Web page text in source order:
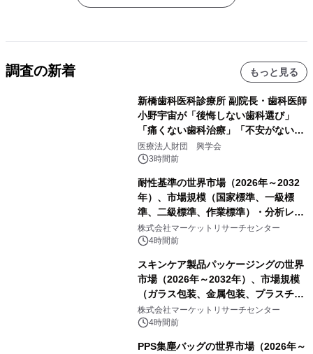
調査の新着 もっと見る
新橋歯科医科診療所 副院長・歯科医師
小野宇宙が「後悔しない歯科選び」
「痛くない歯科治療」「不安がない治
療計画」をテーマに専門監修
医療法人財団 興学会
3時間前
耐性基準の世界市場（2026年～2032
年）、市場規模（国家標準、一級標
準、二級標準、作業標準）・分析レポ
ートを発表
株式会社マーケットリサーチセンター
4時間前
スキンケア製品パッケージングの世界
市場（2026年～2032年）、市場規模
（ガラス包装、金属包装、プラスチッ
ク包装、その他）・分析レポートを発
表
株式会社マーケットリサーチセンター
4時間前
PPS集塵バッグの世界市場（2026年～